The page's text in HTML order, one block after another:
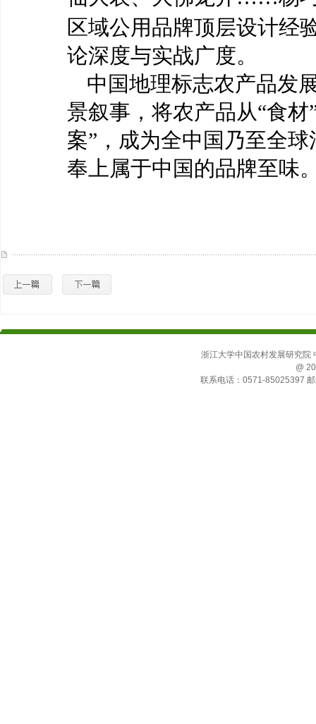
区域公用品牌顶层设计经
论深度与实战广度。
中国地理标志农产品发
景叙事，将农产品从“食
案”，成为全中国乃至全
奉上属于中国的品牌至味
浙江大学中国农村发展研究院
@
联系电话：0571-85025397